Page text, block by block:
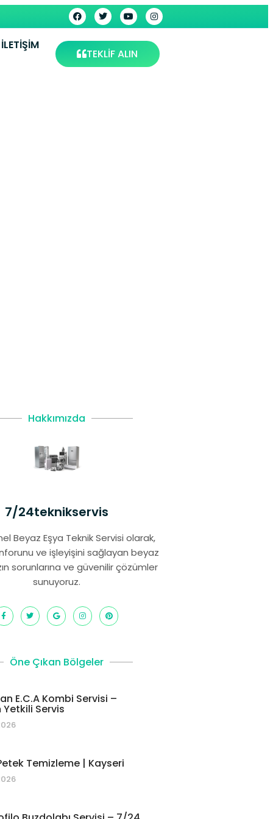
İLETIŞIM
TEKLİF ALIN
Hakkımızda
7/24teknikservis
Beyaz Eşya Teknik Servisi olarak,
ve işleyişini sağlayan beyaz
sorunlarına ve güvenilir çözümler
sunuyoruz.
Öne Çıkan Bölgeler
E.C.A Kombi Servisi –
Servis
Temizleme | Kayseri